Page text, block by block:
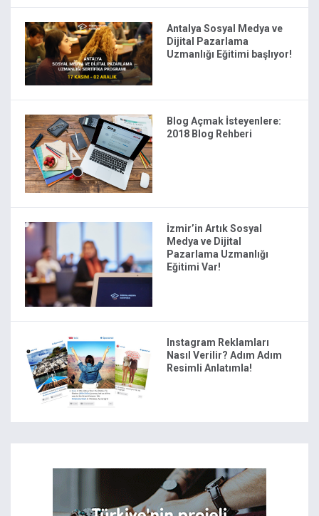
Antalya Sosyal Medya ve
Dijital Pazarlama
Uzmanlığı Eğitimi başlıyor!
Blog Açmak İsteyenlere:
2018 Blog Rehberi
İzmir’in Artık Sosyal
Medya ve Dijital
Pazarlama Uzmanlığı
Eğitimi Var!
Instagram Reklamları
Nasıl Verilir? Adım Adım
Resimli Anlatımla!